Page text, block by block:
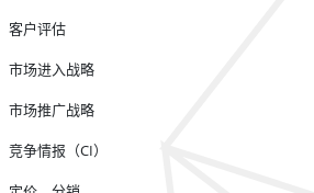
客户评估
市场进入战略
市场推广战略
竞争情报（CI）